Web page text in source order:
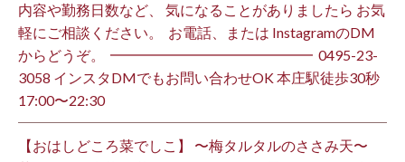
内容や勤務日数など、 気になることがありましたら お気
軽にご相談ください。 ⁡ お電話、または InstagramのDM
からどうぞ。 ⁡ ━━━━━━━━━━━━━━ ⁡ ️0495-23-
3058 インスタDMでもお問い合わせOK 本庄駅徒歩30秒
17:00〜22:30 ⁡
【おはしどころ菜でしこ】 〜梅タルタルのささみ天〜 ⁡